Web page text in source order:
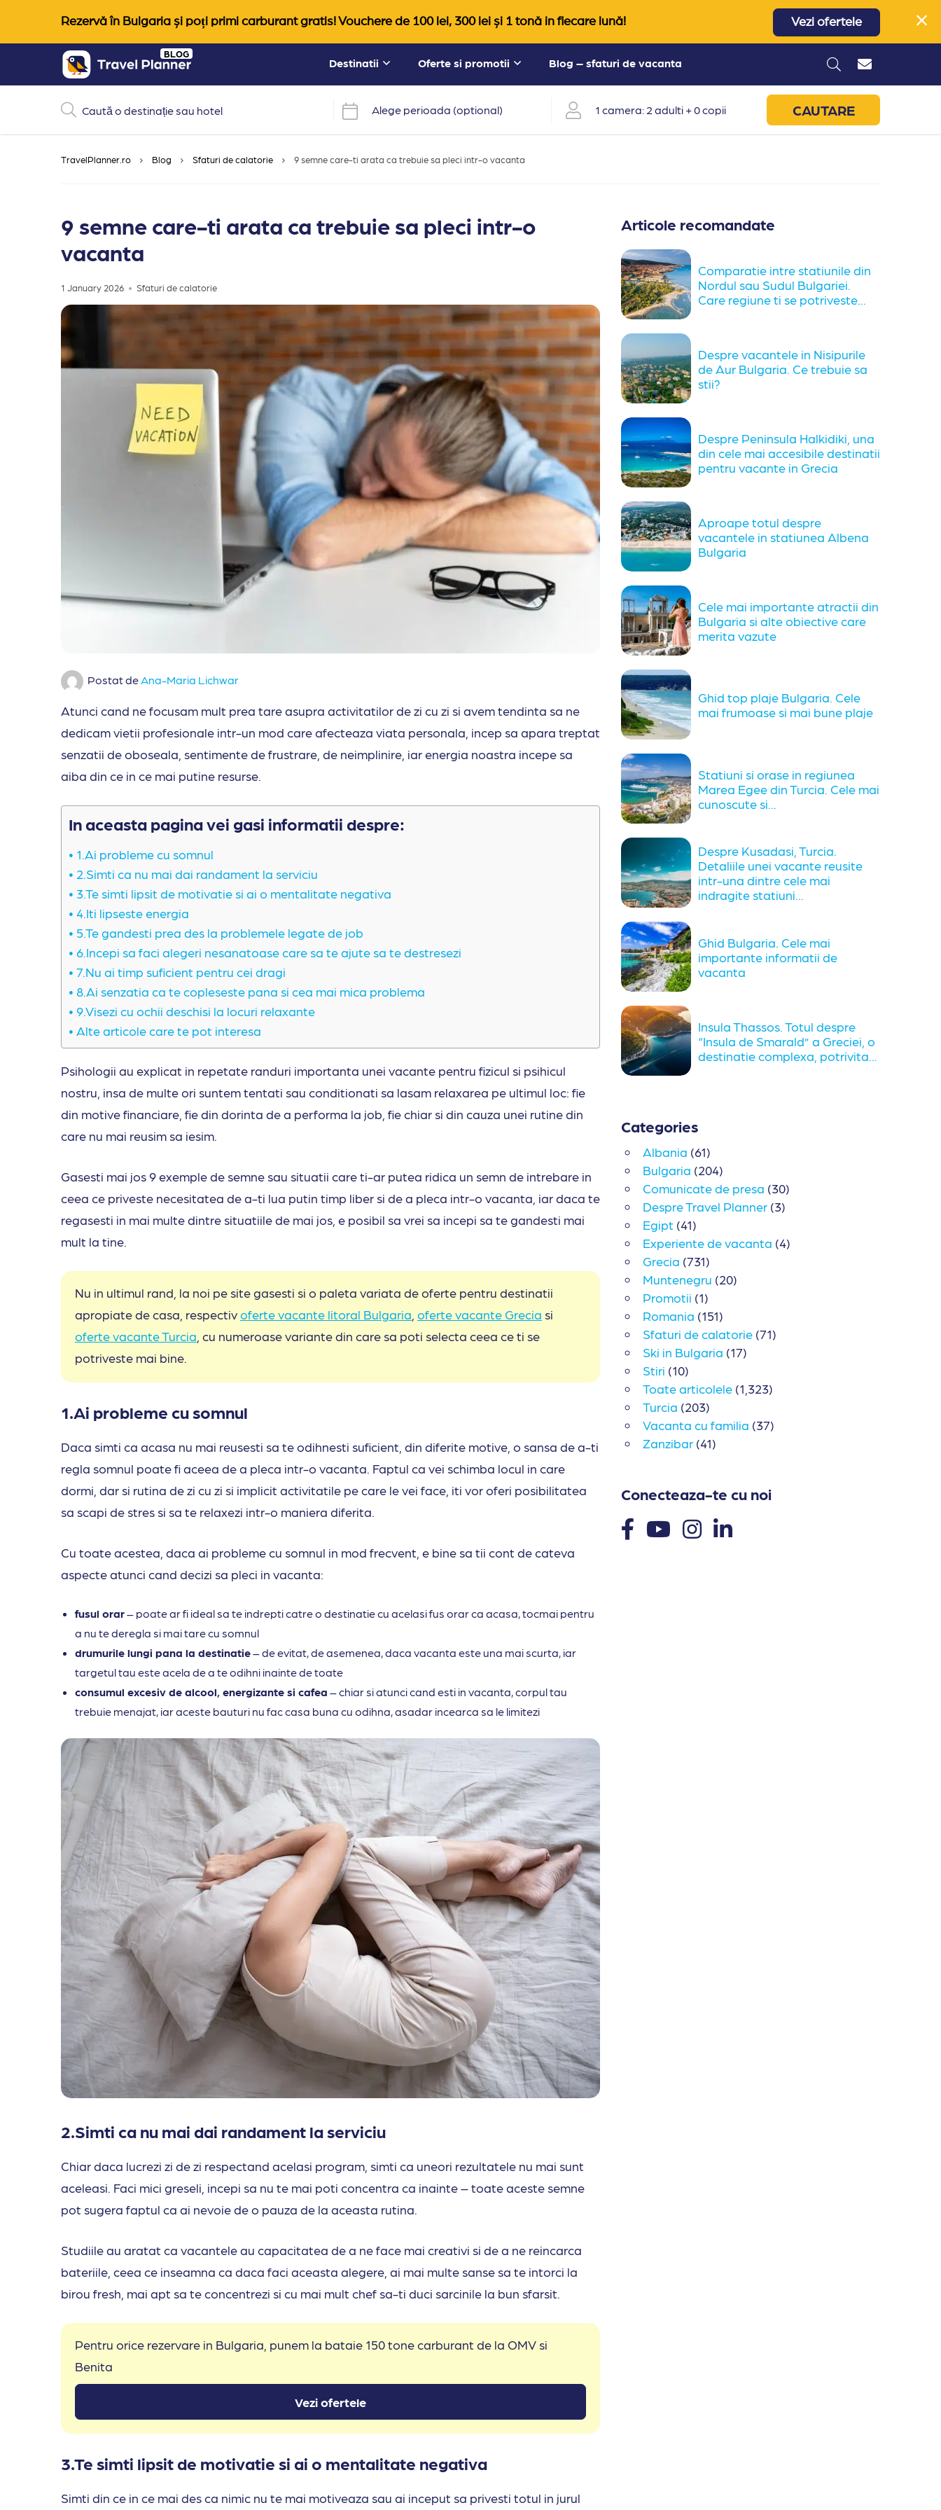
Rezervă în Bulgaria și poți primi carburant gratis! Vouchere de 100 lei, 300 lei și 1 tonă in fiecare lună! Vezi ofertele
content
BLOG
Destinatii Oferte si promotii Blog – sfaturi de vacanta
Alege perioada (optional) 1 camera: 2 adulti + 0 copii CAUTARE
TravelPlanner.ro Blog Sfaturi de calatorie 9 semne care-ti arata ca trebuie sa pleci intr-o vacanta
9 semne care-ti arata ca trebuie sa pleci intr-o
vacanta
1 January 2026 Sfaturi de calatorie
Postat deAna-Maria Lichwar
Atunci cand ne focusam mult prea tare asupra activitatilor de zi cu zi si avem tendinta sa ne
dedicam vietii profesionale intr-un mod care afecteaza viata personala, incep sa apara treptat
senzatii de oboseala, sentimente de frustrare, de neimplinire, iar energia noastra incepe sa
aiba din ce in ce mai putine resurse.
In aceasta pagina vei gasi informatii despre:
1.Ai probleme cu somnul
2.Simti ca nu mai dai randament la serviciu
3.Te simti lipsit de motivatie si ai o mentalitate negativa
4.Iti lipseste energia
5.Te gandesti prea des la problemele legate de job
6.Incepi sa faci alegeri nesanatoase care sa te ajute sa te destresezi
7.Nu ai timp suficient pentru cei dragi
8.Ai senzatia ca te copleseste pana si cea mai mica problema
9.Visezi cu ochii deschisi la locuri relaxante
Alte articole care te pot interesa
Psihologii au explicat in repetate randuri importanta unei vacante pentru fizicul si psihicul
nostru, insa de multe ori suntem tentati sau conditionati sa lasam relaxarea pe ultimul loc: fie
din motive financiare, fie din dorinta de a performa la job, fie chiar si din cauza unei rutine din
care nu mai reusim sa iesim.
Gasesti mai jos 9 exemple de semne sau situatii care ti-ar putea ridica un semn de intrebare in
ceea ce priveste necesitatea de a-ti lua putin timp liber si de a pleca intr-o vacanta, iar daca te
regasesti in mai multe dintre situatiile de mai jos, e posibil sa vrei sa incepi sa te gandesti mai
mult la tine.
Nu in ultimul rand, la noi pe site gasesti si o paleta variata de oferte pentru destinatii
apropiate de casa, respectivoferte vacante litoral Bulgaria oferte vacante Grecia si
oferte vacante Turcia , cu numeroase variante din care sa poti selecta ceea ce ti se
potriveste mai bine.
1.Ai probleme cu somnul
Daca simti ca acasa nu mai reusesti sa te odihnesti suficient, din diferite motive, o sansa de a-ti
regla somnul poate fi aceea de a pleca intr-o vacanta. Faptul ca vei schimba locul in care
dormi, dar si rutina de zi cu zi si implicit activitatile pe care le vei face, iti vor oferi posibilitatea
sa scapi de stres si sa te relaxezi intr-o maniera diferita.
Cu toate acestea, daca ai probleme cu somnul in mod frecvent, e bine sa tii cont de cateva
aspecte atunci cand decizi sa pleci in vacanta:
fusul orar– poate ar fi ideal sa te indrepti catre o destinatie cu acelasi fus orar ca acasa, tocmai pentru
a nu te deregla si mai tare cu somnul
drumurile lungi pana la destinatie– de evitat, de asemenea, daca vacanta este una mai scurta, iar
targetul tau este acela de a te odihni inainte de toate
consumul excesiv de alcool, energizante si cafea – chiar si atunci cand esti in vacanta, corpul tau
trebuie menajat, iar aceste bauturi nu fac casa buna cu odihna, asadar incearca sa le limitezi
2.Simti ca nu mai dai randament la serviciu
Chiar daca lucrezi zi de zi respectand acelasi program, simti ca uneori rezultatele nu mai sunt
aceleasi. Faci mici greseli, incepi sa nu te mai poti concentra ca inainte – toate aceste semne
pot sugera faptul ca ai nevoie de o pauza de la aceasta rutina.
Studiile au aratat ca vacantele au capacitatea de a ne face mai creativi si de a ne reincarca
bateriile, ceea ce inseamna ca daca faci aceasta alegere, ai mai multe sanse sa te intorci la
birou fresh, mai apt sa te concentrezi si cu mai mult chef sa-ti duci sarcinile la bun sfarsit.
Pentru orice rezervare in Bulgaria, punem la bataie 150 tone carburant de la OMV si
Benita
Vezi ofertele
3.Te simti lipsit de motivatie si ai o mentalitate negativa
Simti din ce in ce mai des ca nimic nu te mai motiveaza sau ai inceput sa privesti totul in jurul
Articole recomandate
Comparatie intre statiunile din
Nordul sau Sudul Bulgariei.
Care regiune ti se potriveste...
Despre vacantele in Nisipurile
de Aur Bulgaria. Ce trebuie sa
stii?
Despre Peninsula Halkidiki, una
din cele mai accesibile destinatii
pentru vacante in Grecia
Aproape totul despre
vacantele in statiunea Albena
Bulgaria
Cele mai importante atractii din
Bulgaria si alte obiective care
merita vazute
Ghid top plaje Bulgaria. Cele
mai frumoase si mai bune plaje
Statiuni si orase in regiunea
Marea Egee din Turcia. Cele mai
cunoscute si...
Despre Kusadasi, Turcia.
Detaliile unei vacante reusite
intr-una dintre cele mai
indragite statiuni...
Ghid Bulgaria. Cele mai
importante informatii de
vacanta
Insula Thassos. Totul despre
“Insula de Smarald” a Greciei, o
destinatie complexa, potrivita...
Categories
Albania (61)
Bulgaria (204)
Comunicate de presa (30)
Despre Travel Planner (3)
Egipt (41)
Experiente de vacanta (4)
Grecia (731)
Muntenegru (20)
Promotii (1)
Romania (151)
Sfaturi de calatorie (71)
Ski in Bulgaria (17)
Stiri (10)
Toate articolele (1,323)
Turcia (203)
Vacanta cu familia (37)
Zanzibar (41)
Conecteaza-te cu noi